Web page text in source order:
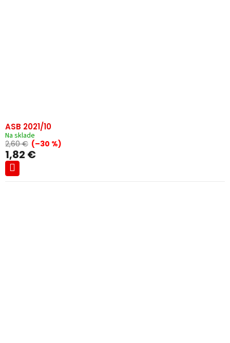
ASB 2021/10
Na sklade
2,60 € (–30 %)
1,82 €